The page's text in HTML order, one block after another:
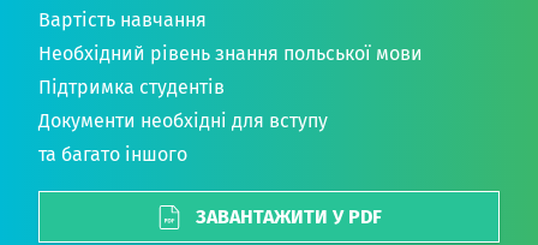
Вартість навчання
Необхідний рівень знання польської мови
Підтримка студентів
Документи необхідні для вступу
та багато іншого
ЗАВАНТАЖИТИ У PDF